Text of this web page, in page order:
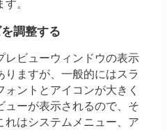
。
調整する
レビューウィンドウの表示
ますが、一般的にはスラ
ントとアイコンが大きく
ューが表示されるので、そ
れはシステムメニュー、ア